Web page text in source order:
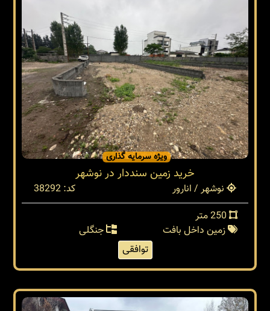
ویژه سرمایه گذاری
خريد زمين سنددار در نوشهر
نوشهر / انارور
کد: 38292
زمین داخل بافت
جنگلی
توافقی